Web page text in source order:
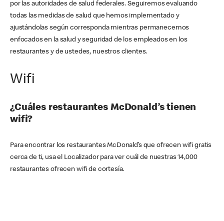
por las autoridades de salud federales. Seguiremos evaluando
todas las medidas de salud que hemos implementado y
ajustándolas según corresponda mientras permanecemos
enfocados en la salud y seguridad de los empleados en los
restaurantes y de ustedes, nuestros clientes.
Wifi
¿Cuáles restaurantes McDonald’s tienen
wifi?
Para encontrar los restaurantes McDonald’s que ofrecen wifi gratis
cerca de ti, usa el Localizador para ver cuál de nuestras 14,000
restaurantes ofrecen wifi de cortesía.